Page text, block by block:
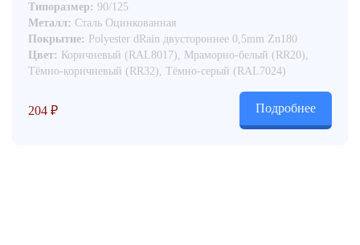
Типоразмер: 90/125
Металл: Сталь Оцинкованная
Покрытие: Polyester dRain двустороннее 0,5mm Zn180
Цвет: Коричневый (RAL8017), Мраморно-белый (RR20),
Тёмно-коричневый (RR32), Тёмно-серый (RAL7024)
204 ₽ Подробнее